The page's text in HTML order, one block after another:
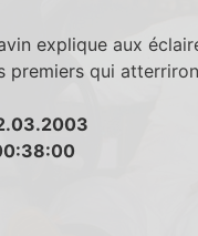
explique aux
premiers qui